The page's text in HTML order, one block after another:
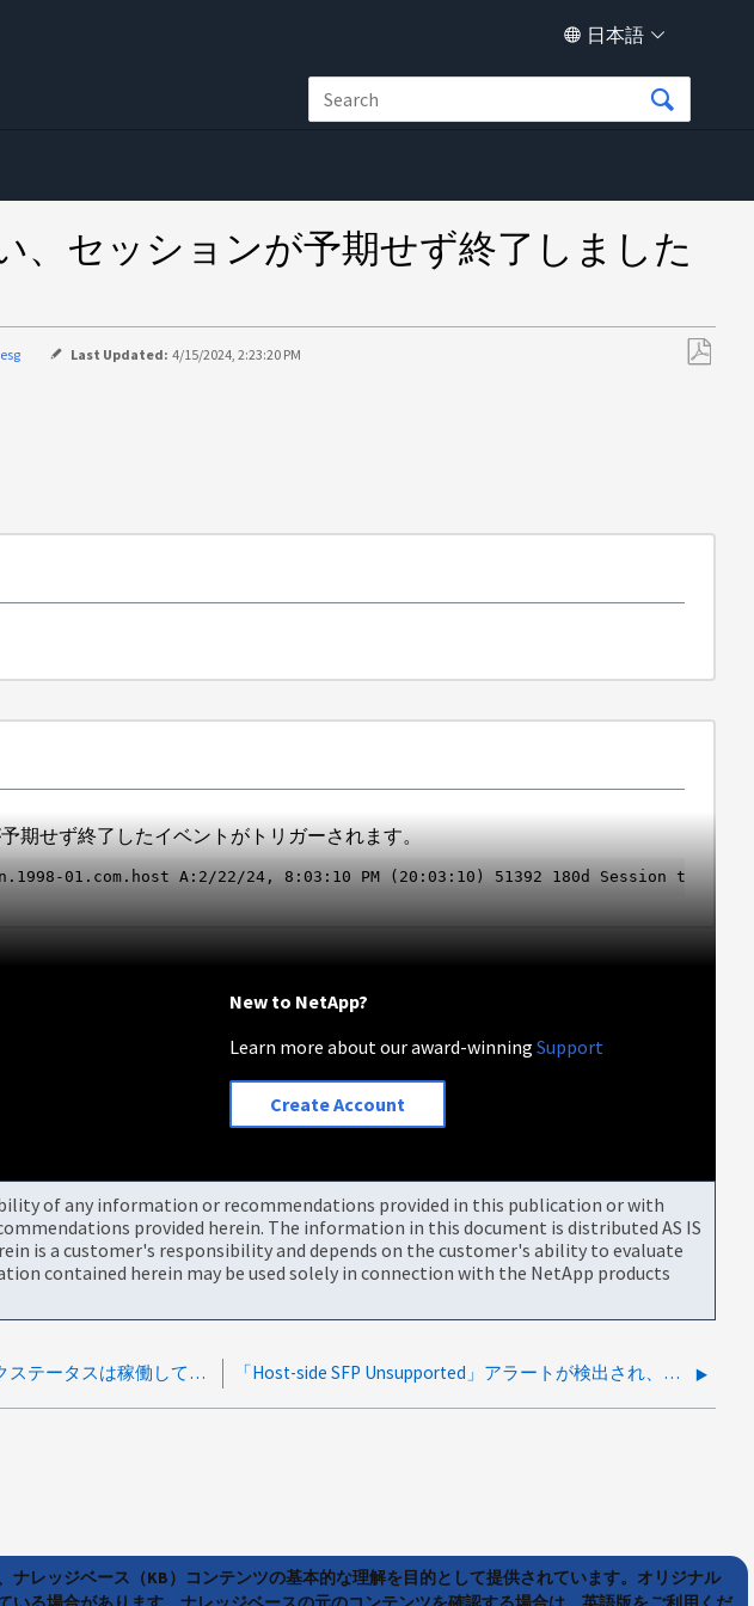
日本語
、セッションが予期せず終了しました
esg Last Updated: 4/15/2024, 2:23:20 PM
せず終了したイベントがトリガーされます。
01.com.host A:2/22/24, 8:03:10 PM (20:03:10) 51392 180d Session
New to NetApp?
Learn more about our award-winningSupport
Create Account
of any information or recommendations provided in this publication or with
provided herein. The information in this document is distributed AS IS
is a customer's responsibility and depends on the customer's ability to evaluate
contained herein may be used solely in connection with the NetApp products
ホストインターフェイスリンクステータスは稼働していますが、トランクポートに到達できません。ALBホストの冗長性が失われました 「Host-side SFP Unsupported」アラートが検出され、自動的に解決されました
レッジベース（KB）コンテンツの基本的な理解を目的として提供されています。オリジナル